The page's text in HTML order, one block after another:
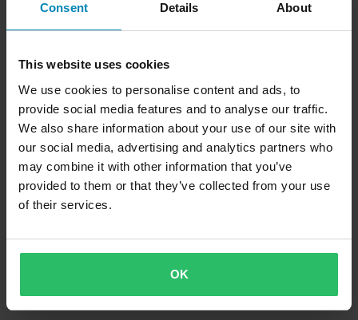
Consent Details About
This website uses cookies
We use cookies to personalise content and ads, to
provide social media features and to analyse our traffic.
We also share information about your use of our site with
our social media, advertising and analytics partners who
may combine it with other information that you’ve
provided to them or that they’ve collected from your use
of their services.
OK